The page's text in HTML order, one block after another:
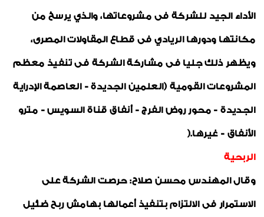
الأداء الجيد للشركة فى مشروعاتها، والذي يرسخ من
مكانتها ودورها الريادي فى قطاع المقاولات المصرى،
ويظهر ذلك جليا فى مشاركة الشركة فى تنفيذ معظم
المشروعات القومية (العلمين الجديدة - العاصمة الإدراية
الجديدة - محور روض الفرج - أنفاق قناة السويس - مترو
الأنفاق - غيرها.(
الربحية
وقال المهندس محسن صلاح: حرصت الشركة على
الاستمرار فى الالتزام بتنفيذ أعمالها بهامش ربح ضئيل